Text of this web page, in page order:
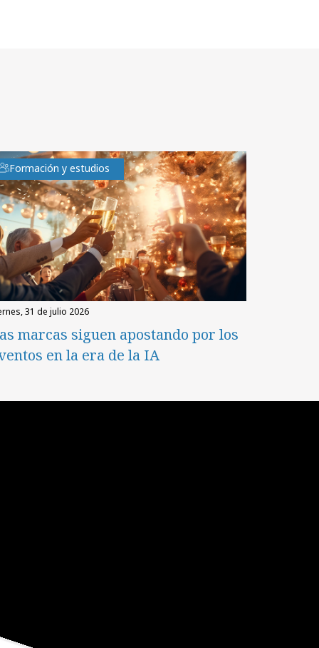
Formación y estudios
31 de julio 2026
marcas siguen apostando por los
en la era de la IA